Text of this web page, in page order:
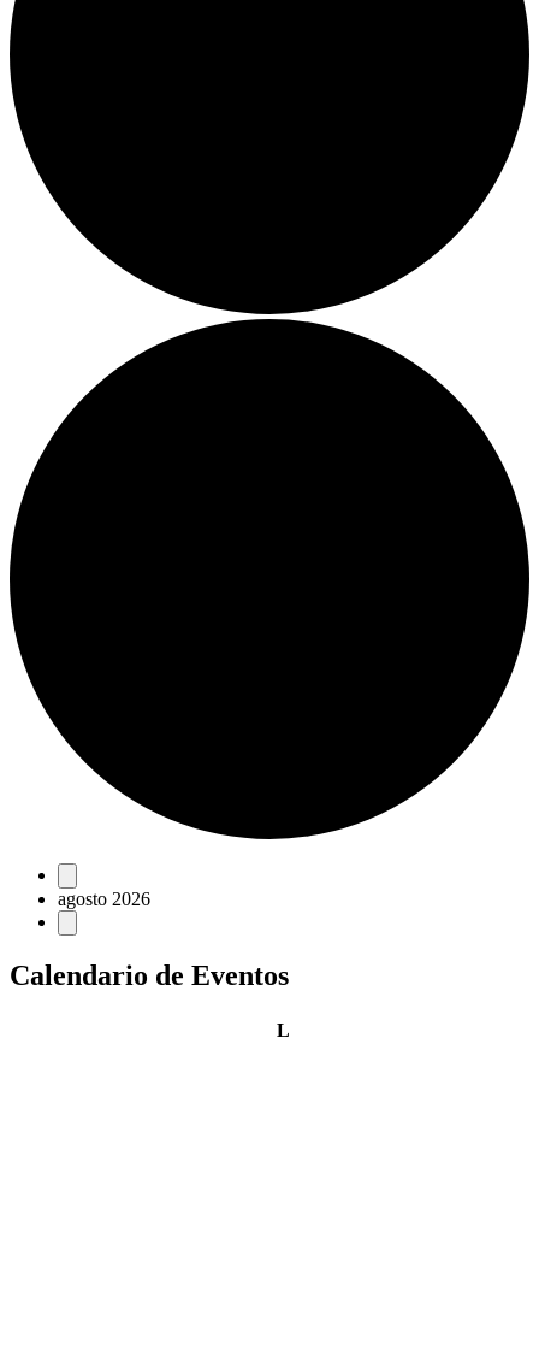
Eventos
agosto 2026
Calendario de Eventos
Llunes